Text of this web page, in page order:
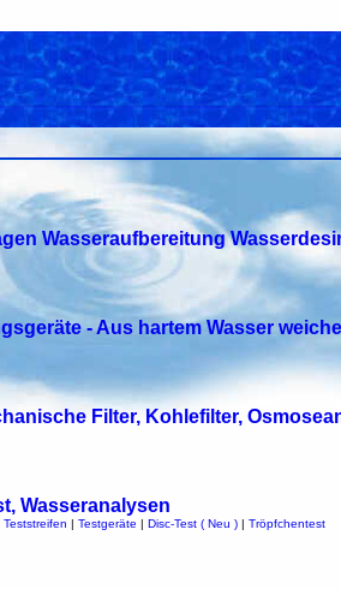
Wasseraufbereitung
- Aus hartem Wasser
Filter, Kohlefilter,
Wasseranalysen
Teststreifen | Testgeräte | Disc-Test ( Neu )| Tröpfchentest